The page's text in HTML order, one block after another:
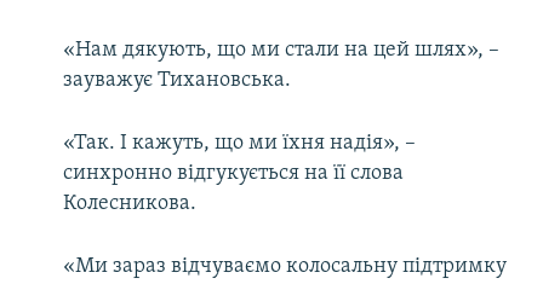
«Нам дякують, що ми стали на цей шлях», –
зауважує Тихановська.
«Так. І кажуть, що ми їхня надія», –
синхронно відгукується на її слова
Колесникова.
«Ми зараз відчуваємо колосальну підтримку